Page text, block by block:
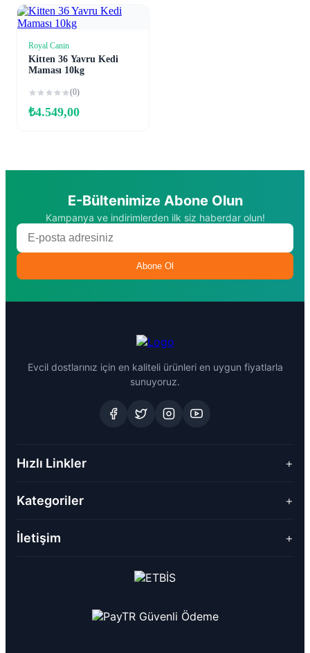
Sepete Ekle
Royal Canin
Kitten 36 Yavru Kedi
Maması 10kg
(0)
₺4.549,00
E-Bültenimize Abone Olun
Kampanya ve indirimlerden ilk siz haberdar olun!
Abone Ol
Evcil dostlarınız için en kaliteli ürünleri en uygun fiyatlarla
sunuyoruz.
Hızlı Linkler +
Kategoriler +
İletişim +